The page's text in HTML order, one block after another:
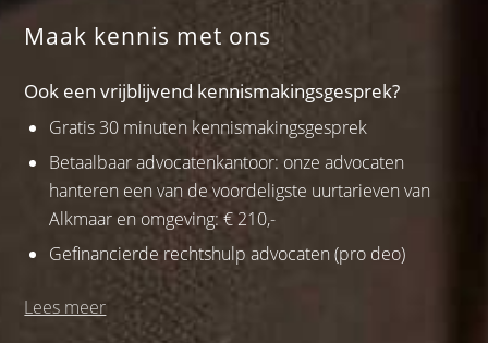
Maak kennis met ons
Ook een vrijblijvend kennismakingsgesprek?
Gratis 30 minuten kennismakingsgesprek
Betaalbaar advocatenkantoor: onze advocaten
hanteren een van de voordeligste uurtarieven van
Alkmaar en omgeving: € 210,-
Gefinancierde rechtshulp advocaten (pro deo)
Lees meer